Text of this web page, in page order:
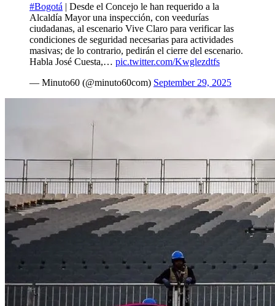
#Bogotá | Desde el Concejo le han requerido a la
Alcaldía Mayor una inspección, con veedurías
ciudadanas, al escenario Vive Claro para verificar las
condiciones de seguridad necesarias para actividades
masivas; de lo contrario, pedirán el cierre del escenario.
Habla José Cuesta,… pic.twitter.com/Kwglezdtfs
— Minuto60 (@minuto60com) September 29, 2025